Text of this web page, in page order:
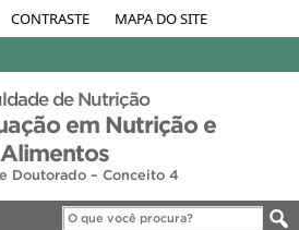
CONTRASTE MAPA DO SITE
de Nutrição
em Nutrição e
Alimentos
Doutorado – Conceito 4